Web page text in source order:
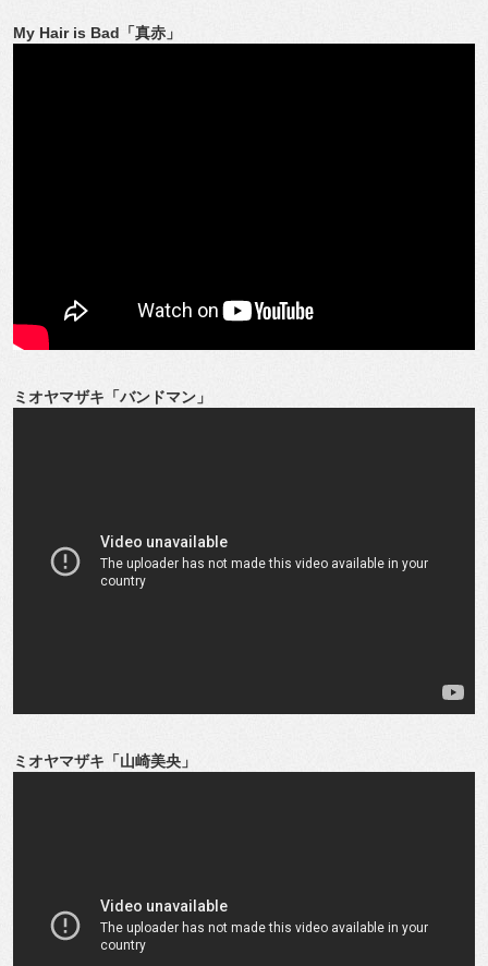
My Hair is Bad「真赤」
ミオヤマザキ「バンドマン」
ミオヤマザキ「山崎美央」